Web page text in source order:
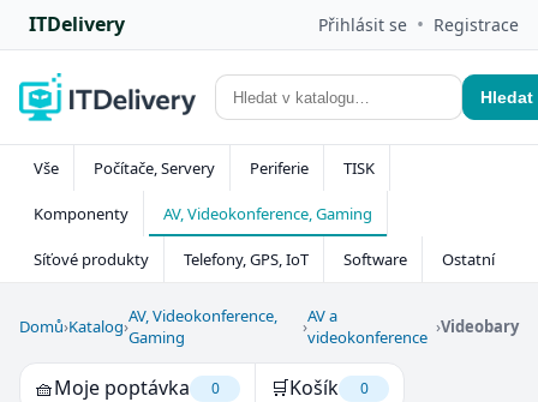
ITDelivery Přihlásit se • Registrace
Hledat
Vše Počítače, Servery Periferie TISK
Komponenty AV, Videokonference, Gaming
Síťové produkty Telefony, GPS, IoT Software Ostatní
Domů›Katalog›AV, Videokonference,
Gaming
›AV a
videokonference ›Videobary
🧺Moje poptávka 0 🛒Košík 0